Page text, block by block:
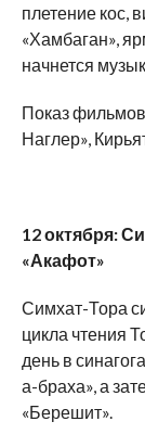
плетение кос,
«Хамбаган»,
начнется
Показ фильмов
Наглер»,
12 октября:
«Акафот»
Симхат-Тора
цикла чтения
день в
а-браха», а
«Берешит».